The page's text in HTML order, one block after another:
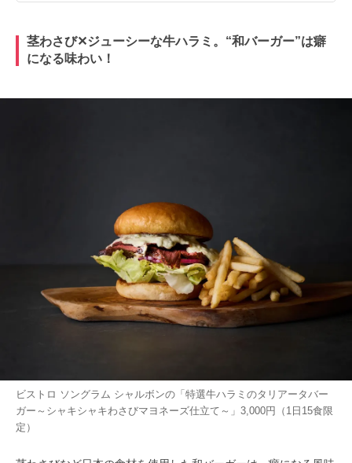
茎わさび✕ジューシーな牛ハラミ。“和バーガー”は癖
になる味わい！
ビストロ ソングラム シャルボンの「特選牛ハラミのタリアータバー
ガー～シャキシャキわさびマヨネーズ仕立て～」3,000円（1日15食限
定）